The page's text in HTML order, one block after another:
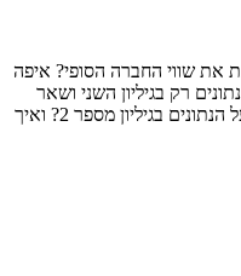
את שווי החברה הסופי? איפה
רק בגיליון השני ושאר
הגיליונות הם קבועים ומסתמכים על הנתונים בגיליון מספר 2? ואיך